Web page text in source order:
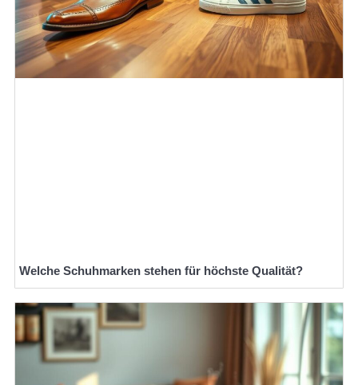
Welche Schuhmarken stehen für höchste Qualität?